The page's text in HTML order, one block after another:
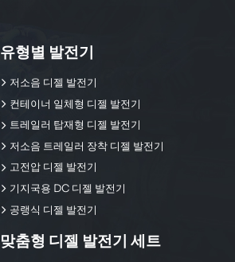
유형별 발전기
저소음 디젤 발전기
컨테이너 일체형 디젤 발전기
트레일러 탑재형 디젤 발전기
저소음 트레일러 장착 디젤 발전기
고전압 디젤 발전기
기지국용 DC 디젤 발전기
공랭식 디젤 발전기
맞춤형 디젤 발전기 세트